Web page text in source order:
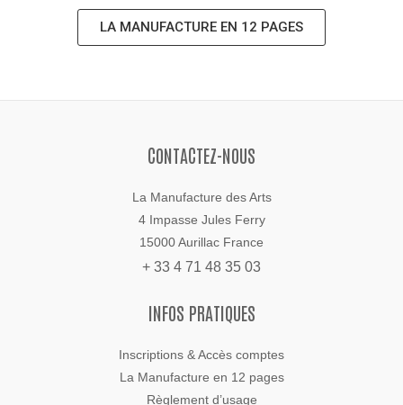
LA MANUFACTURE EN 12 PAGES
CONTACTEZ-NOUS
La Manufacture des Arts
4 Impasse Jules Ferry
15000 Aurillac France
+ 33 4 71 48 35 03
INFOS PRATIQUES
Inscriptions & Accès comptes
La Manufacture en 12 pages
Règlement d’usage